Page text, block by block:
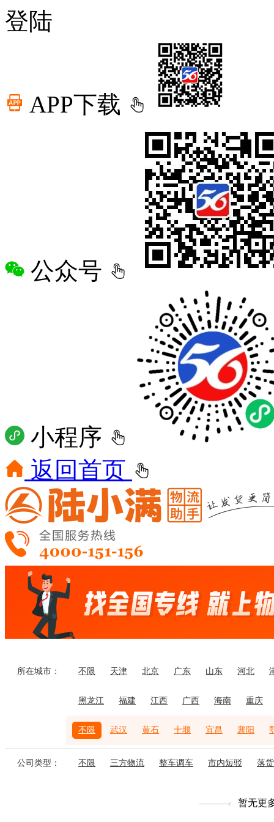
登陆
APP下载
公众号
小程序
返回首页
所在城市： 不限 天津 北京 广东 山东 河北
黑龙江 福建 江西 广西 海南 重庆
不限 武汉 黄石 十堰 宜昌 襄阳
公司类型： 不限 三方物流 整车调车 市内短驳 落
暂无更